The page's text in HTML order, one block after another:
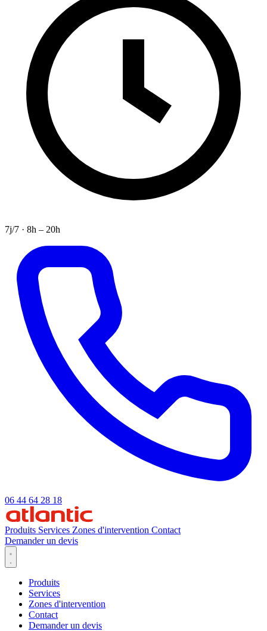
7j/7 · 8h – 20h
06 44 64 28 18
Produits Services Zones d'intervention Contact
Demander un devis
Produits
Services
Zones d'intervention
Contact
Demander un devis